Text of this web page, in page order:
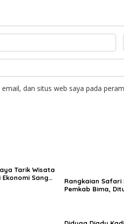
dan situs web saya pada
Tarik Wisata
Sang
Rangkaian Safari
Pemkab Bima,